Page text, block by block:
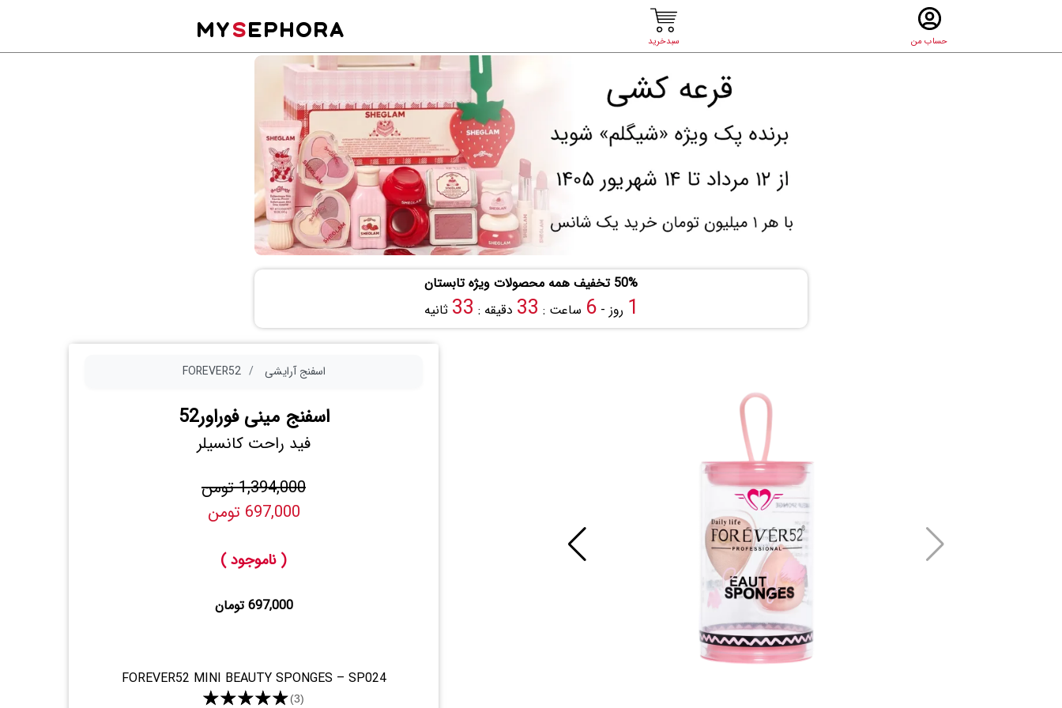
حساب من سبدخرید
MYSEPHORA
50% تخفیف همه محصولات ویژه تابستان
1 روز -6 ساعت : 33 دقیقه : 32 ثانیه
اسفنج آرایشی FOREVER52
اسفنج مینی فوراور52
فید راحت کانسیلر
1,394,000 تومن
697,000 تومن
( ناموجود )
697,000 تومان
FOREVER52 MINI BEAUTY SPONGES – SP024
★★★★★(3)